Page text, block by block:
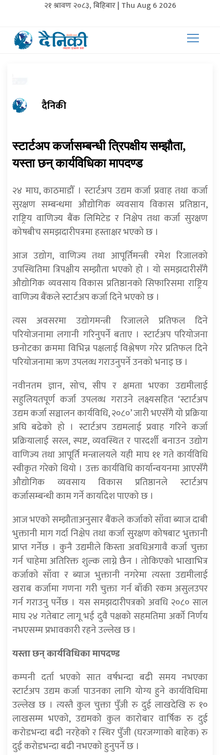
२१ श्रावण २०८३, बिहिबार | Thu Aug 6 2026
दैनिकी
स्टार्टअप कर्जासम्बन्धी त्रिपक्षीय सम्झौता,
यस्ता छन् कार्यविधिका मापदण्ड
२४ माघ, काठमाडौँ । स्टार्टअप उद्यम कर्जा प्रवाह तथा कर्जा
सुरक्षण सम्बन्धमा औद्योगिक व्यवसाय विकास प्रतिष्ठान,
राष्ट्रिय वाणिज्य बैंक लिमिटेड र निक्षेप तथा कर्जा सुरक्षण
कोषबीच समझदारीपत्रमा हस्ताक्षर भएको छ ।
आज उद्योग, वाणिज्य तथा आपूर्तिमन्त्री रमेश रिजालको
उपस्थितिमा त्रिपक्षीय सम्झौता भएको हो । यो समझदारीसँगै
औद्योगिक व्यवसाय विकास प्रतिष्ठानको सिफारिसमा राष्ट्रिय
वाणिज्य बैंकले स्टार्टअप कर्जा दिने भएको छ ।
त्यस अवसरमा उद्योगमन्त्री रिजालले प्रतिफल दिने
परियोजनामा लगानी गरिनुपर्ने बताए । स्टार्टअप परियोजना
छनोटका क्रममा विभिन्न पक्षलाई विश्लेषण गरेर प्रतिफल दिने
परियोजनामा ऋण उपलव्ध गराउनुपर्ने उनको भनाइ छ ।
नवीनतम ज्ञान, सोच, सीप र क्षमता भएका उद्यमीलाई
सहुलियतपूर्ण कर्जा उपलव्ध गराउने लक्ष्यसहित ‘स्टार्टअप
उद्यम कर्जा सञ्चालन कार्यविधि, २०८०’ जारी भएसँगै यो प्रक्रिया
अघि बढेको हो । स्टार्टअप उद्यमलाई प्रवाह गरिने कर्जा
प्रक्रियालाई सरल, स्पष्ट, व्यवस्थित र पारदर्शी बनाउन उद्योग
वाणिज्य तथा आपूर्ति मन्त्रालयले यही माघ ११ गते कार्यविधि
स्वीकृत गरेको थियो । उक्त कार्यविधि कार्यान्वयनमा आएसँगै
औद्योगिक व्यवसाय विकास प्रतिष्ठानले स्टार्टअप
कर्जासम्बन्धी काम गर्ने कार्यादेश पाएको छ ।
आज भएको सम्झौताअनुसार बैंकले कर्जाको साँवा ब्याज दाबी
भुक्तानी माग गर्दा निक्षेप तथा कर्जा सुरक्षण कोषबाट भुक्तानी
प्राप्त गर्नेछ । कुनै उद्यमीले किस्ता अवधिअगावै कर्जा चुक्ता
गर्न चाहेमा अतिरिक्त शुल्क लाग्ने छैन । तोकिएको भाखाभित्र
कर्जाको साँवा र ब्याज भुक्तानी नगरेमा त्यस्ता उद्यमीलाई
खराब कर्जामा गणना गरी चुक्ता गर्न बाँकी रकम असुलउपर
गर्न गराउनु पर्नेछ । यस समझदारीपत्रको अवधि २०८० साल
माघ २४ गतेबाट लागू भई दुवै पक्षको सहमतिमा अर्को निर्णय
नभएसम्म प्रभावकारी रहने उल्लेख छ ।
यस्ता छन् कार्यविधिका मापदण्ड
कम्पनी दर्ता भएको सात वर्षभन्दा बढी समय नभएका
स्टार्टअप उद्यम कर्जा पाउनका लागि योग्य हुने कार्यविधिमा
उल्लेख छ । त्यस्तै कुल चुक्ता पुँजी रु दुई लाखदेखि रु १०
लाखसम्म भएको, उद्यमको कुल कारोबार वार्षिक रु दुई
करोडभन्दा बढी नरहेको र स्थिर पुँजी (घरजग्गाको बाहेक) रु
दुई करोडभन्दा बढी नभएको हुनुपर्ने छ ।